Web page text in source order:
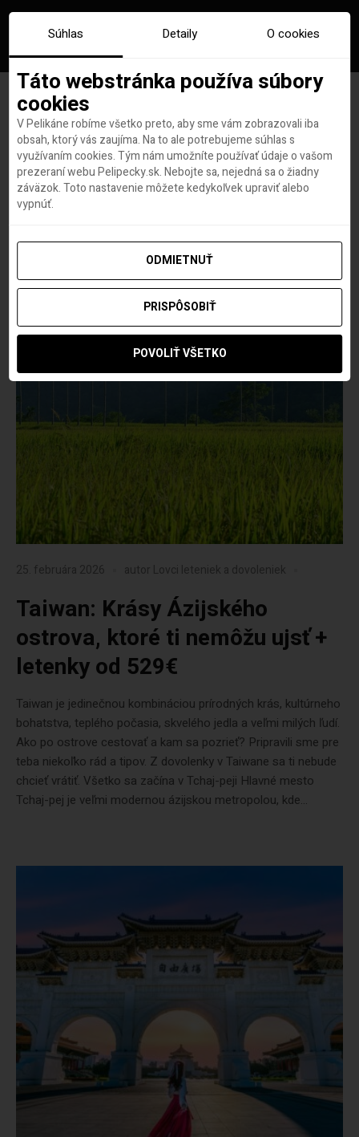
Značka:taiwan
25. februára 2026 autor Lovci leteniek a dovoleniek
Taiwan: Krásy Ázijského
ostrova, ktoré ti nemôžu ujsť +
letenky od 529€
Taiwan je jedinečnou kombináciou prírodných krás, kultúrneho
bohatstva, teplého počasia, skvelého jedla a veľmi milých ľudí.
Ako po ostrove cestovať a kam sa pozrieť? Pripravili sme pre
teba niekoľko rád a tipov. Z dovolenky v Taiwane sa ti nebude
chcieť vrátiť. Všetko sa začína v Tchaj-peji Hlavné mesto
Tchaj-pej je veľmi modernou ázijskou metropolou, kde...
Súhlas Detaily O cookies
Táto webstránka používa súbory
cookies
V Pelikáne robíme všetko preto, aby sme vám zobrazovali iba
obsah, ktorý vás zaujíma. Na to ale potrebujeme súhlas s
využívaním cookies. Tým nám umožníte používať údaje o vašom
prezeraní webu Pelipecky.sk. Nebojte sa, nejedná sa o žiadny
záväzok. Toto nastavenie môžete kedykoľvek upraviť alebo
vypnúť.
ODMIETNUŤ
PRISPÔSOBIŤ
POVOLIŤ VŠETKO